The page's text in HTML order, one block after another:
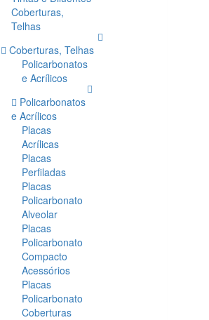
Coberturas,
Telhas
Coberturas, Telhas
Policarbonatos
e Acrílicos
Policarbonatos
e Acrílicos
Placas
Acrílicas
Placas
Perfiladas
Placas
Policarbonato
Alveolar
Placas
Policarbonato
Compacto
Acessórios
Placas
Policarbonato
Coberturas